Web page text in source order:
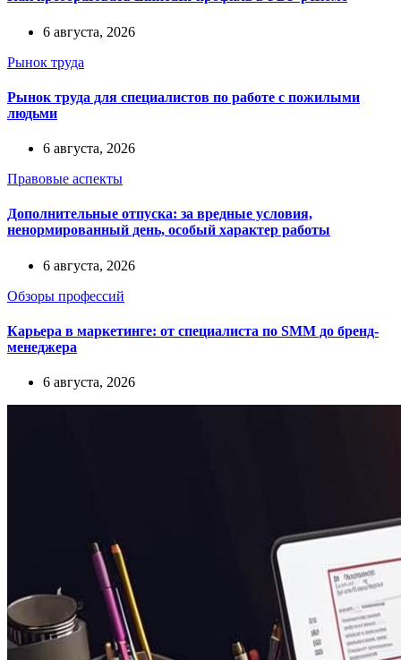
6 августа, 2026
Рынок труда
Рынок труда для специалистов по работе с пожилыми
людьми
6 августа, 2026
Правовые аспекты
Дополнительные отпуска: за вредные условия,
ненормированный день, особый характер работы
6 августа, 2026
Обзоры профессий
Карьера в маркетинге: от специалиста по SMM до бренд-
менеджера
6 августа, 2026